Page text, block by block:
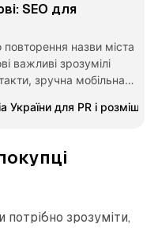
SEO для
назви міста
важливі зрозумілі
зручна мобільна
та матеріали, які
клієнтів.
України для PR і
зрозуміти,